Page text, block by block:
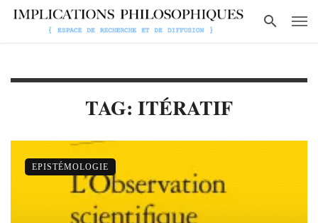
TAG: ITÉRATIF
EPISTÉMOLOGIE